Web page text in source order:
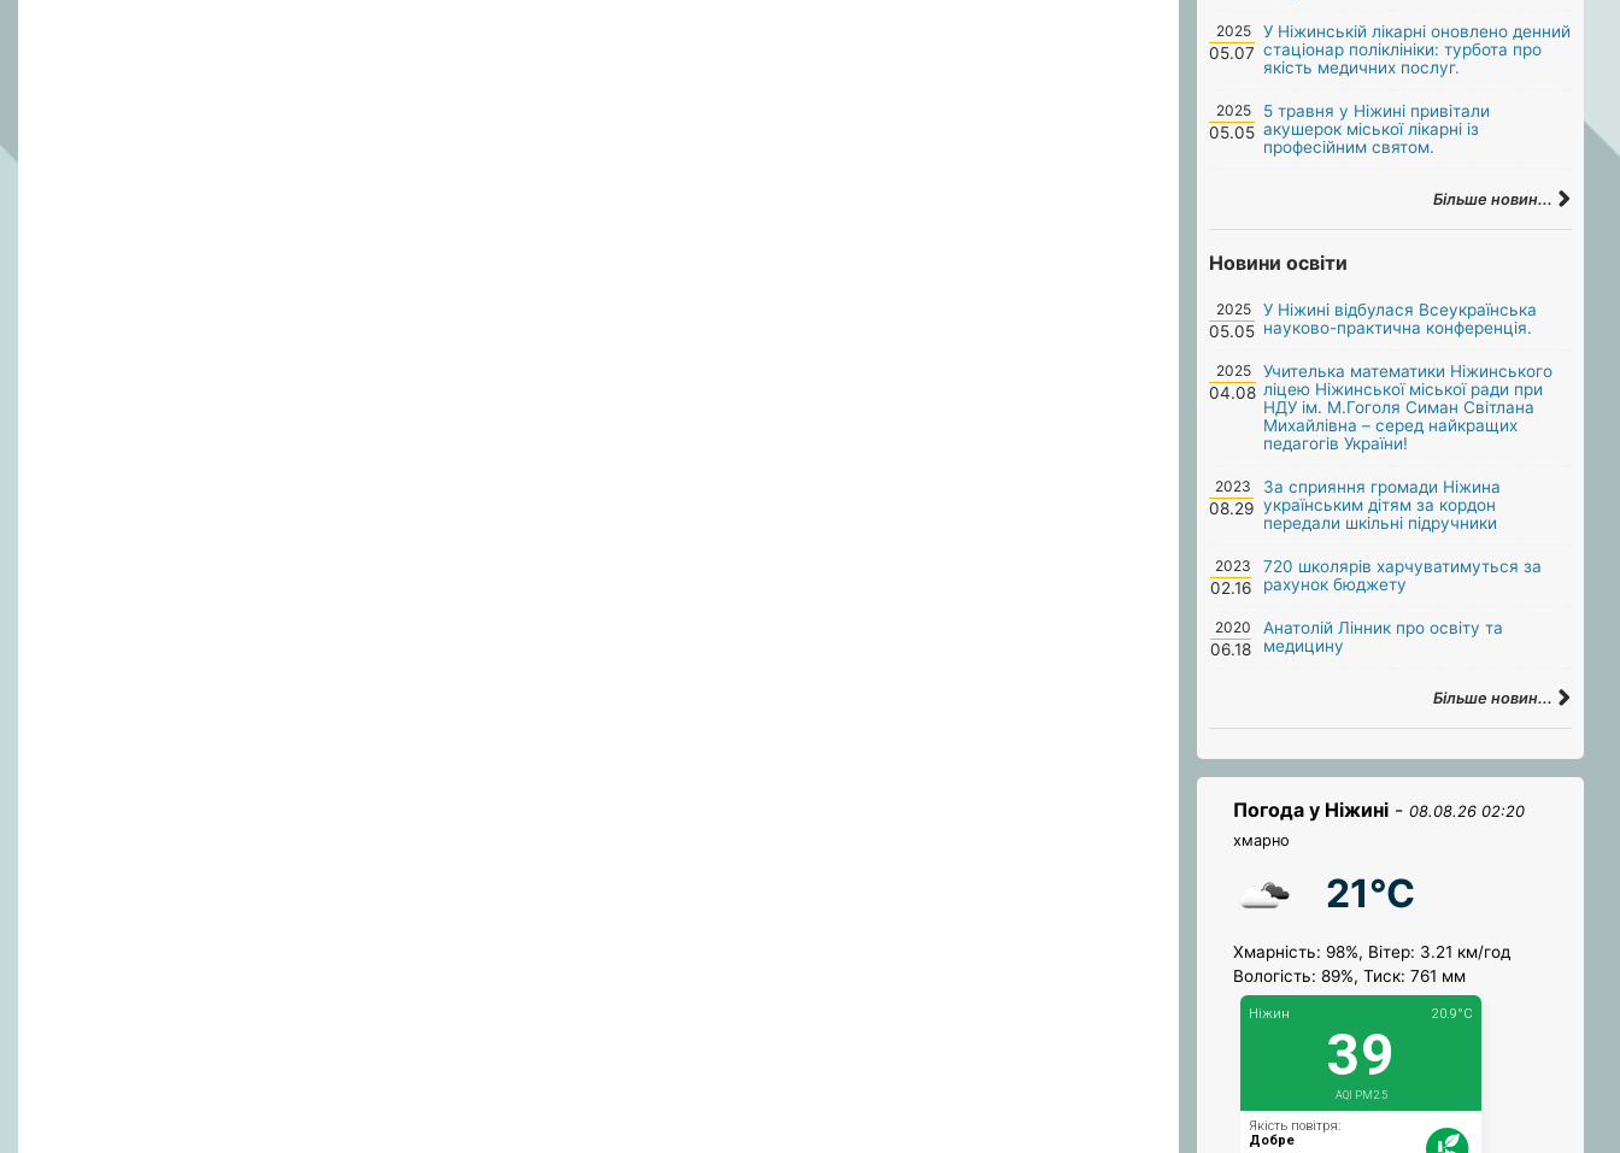
2025
05.07
У Ніжинській лікарні оновлено денний
стаціонар поліклініки: турбота про
якість медичних послуг.
2025
05.05
5 травня у Ніжині привітали
акушерок міської лікарні із
професійним святом.
Більше новин...
Новини освіти
2025
05.05
У Ніжині відбулася Всеукраїнська
науково-практична конференція.
2025
04.08
Учителька математики Ніжинського
ліцею Ніжинської міської ради при
НДУ ім. М.Гоголя Симан Світлана
Михайлівна – серед найкращих
педагогів України!
2023
08.29
За сприяння громади Ніжина
українським дітям за кордон
передали шкільні підручники
2023
02.16
720 школярів харчуватимуться за
рахунок бюджету
2020
06.18
Анатолій Лінник про освіту та
медицину
Більше новин...
Погода у Ніжині - 08.08.26 02:20
хмарно
21°C
Хмарність: 98%, Вітер: 3.21 км/год
Вологість: 89%, Тиск: 761 мм